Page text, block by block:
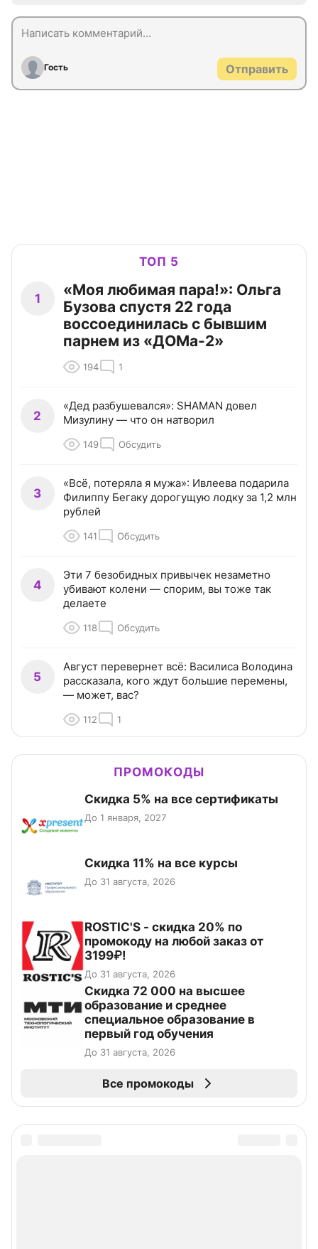
Гость Отправить
ТОП 5
1
«Моя любимая пара!»: Ольга
Бузова спустя 22 года
воссоединилась с бывшим
парнем из «ДОМа-2»
194 1
2
«Дед разбушевался»: SHAMAN довел
Мизулину — что он натворил
149 Обсудить
3
«Всё, потеряла я мужа»: Ивлеева подарила
Филиппу Бегаку дорогущую лодку за 1,2 млн
рублей
141 Обсудить
4
Эти 7 безобидных привычек незаметно
убивают колени — спорим, вы тоже так
делаете
118 Обсудить
5
Август перевернет всё: Василиса Володина
рассказала, кого ждут большие перемены,
— может, вас?
112 1
ПРОМОКОДЫ
Скидка 5% на все сертификаты
До 1 января, 2027
Скидка 11% на все курсы
До 31 августа, 2026
ROSTIC'S - скидка 20% по
промокоду на любой заказ от
3199₽!
До 31 августа, 2026
Скидка 72 000 на высшее
образование и среднее
специальное образование в
первый год обучения
До 31 августа, 2026
Все промокоды